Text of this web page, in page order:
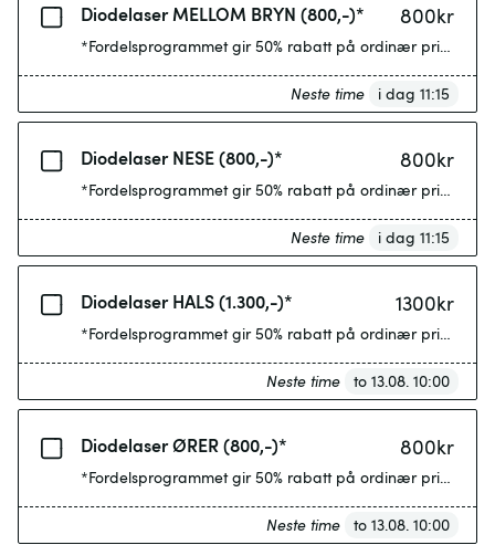
Diodelaser MELLOM BRYN (800,-)* 800kr
*Fordelsprogrammet gir 50% rabatt på ordinær pris etter
Neste time i dag 11:15
Diodelaser NESE (800,-)* 800kr
*Fordelsprogrammet gir 50% rabatt på ordinær pris etter
Neste time i dag 11:15
Diodelaser HALS (1.300,-)* 1300kr
*Fordelsprogrammet gir 50% rabatt på ordinær pris etter
Neste time to 13.08. 10:00
Diodelaser ØRER (800,-)* 800kr
*Fordelsprogrammet gir 50% rabatt på ordinær pris etter
Neste time to 13.08. 10:00